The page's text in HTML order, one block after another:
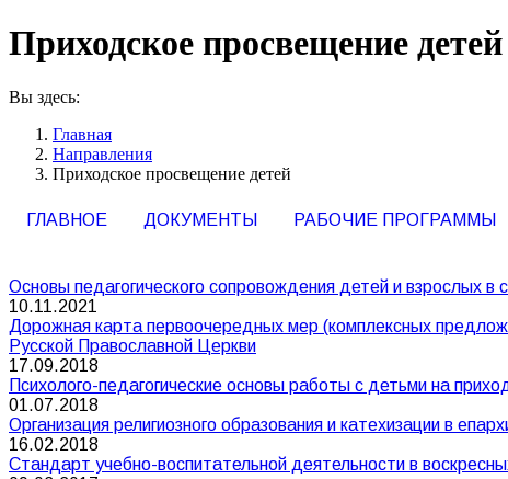
Приходское просвещение детей
Вы здесь:
Главная
Направления
Приходское просвещение детей
ГЛАВНОЕ ДОКУМЕНТЫ РАБОЧИЕ ПРОГРАММЫ
Основы педагогического сопровождения детей и взрослых в
10.11.2021
Дорожная карта первоочередных мер (комплексных
Русской Православной Церкви
17.09.2018
Психолого-педагогические основы работы с детьми на
01.07.2018
Организация религиозного образования и катехизации в
16.02.2018
Стандарт учебно-воспитательной деятельности в